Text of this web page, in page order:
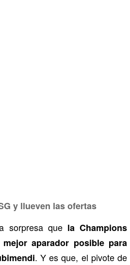
y llueven las ofertas
sorpresa que la Champions
aparador posible para
. Y es que, el pivote de